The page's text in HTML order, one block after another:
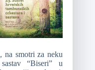
na smotri za neku
“Biseri” u